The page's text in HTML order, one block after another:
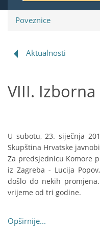
Poveznice
Aktualnosti
VIII. Izborna
U subotu, 23. siječnja
Skupština Hrvatske
Za predsjednicu Komore
iz Zagreba - Lucija
došlo do nekih
vrijeme od tri godine.
Opširnije...